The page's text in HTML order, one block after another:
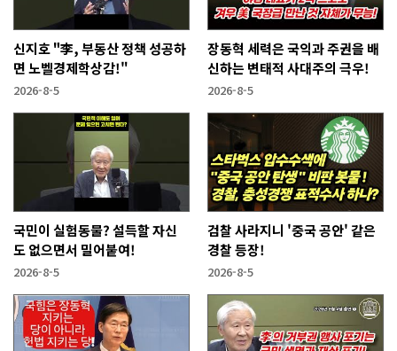
신지호 "李, 부동산 정책 성공하
면 노벨경제학상감!"
2026-8-5
장동혁 세력은 국익과 주권을 배
신하는 변태적 사대주의 극우!
2026-8-5
국민이 실험동물? 설득할 자신
도 없으면서 밀어붙여!
2026-8-5
검찰 사라지니 '중국 공안' 같은
경찰 등장!
2026-8-5